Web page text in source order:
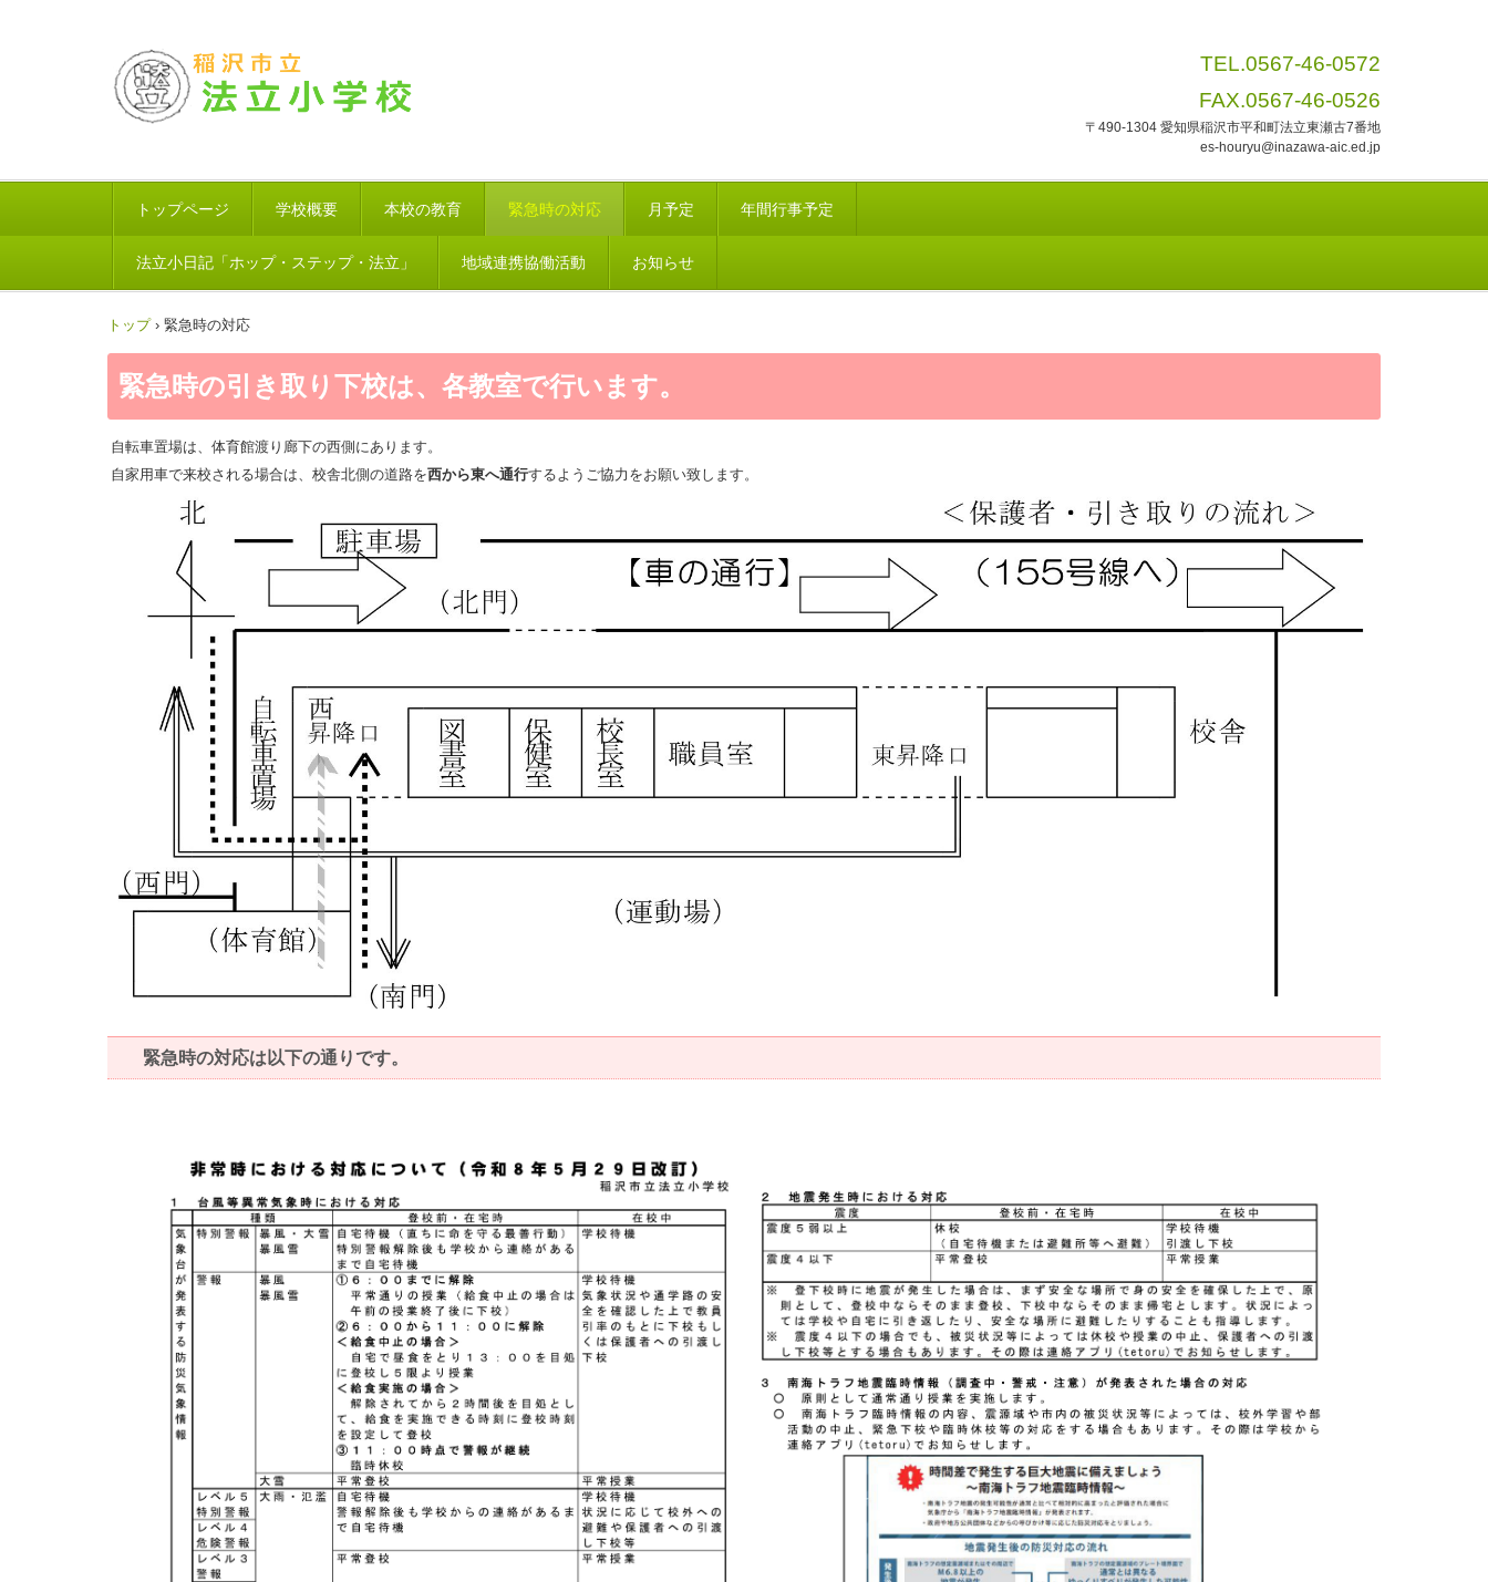
TEL.0567-46-0572
FAX.0567-46-0526
〒490-1304 愛知県稲沢市平和町法立東瀬古7番地
es-houryu@inazawa-aic.ed.jp
トップページ 学校概要 本校の教育 緊急時の対応 月予定 年間行事予定
法立小日記「ホップ・ステップ・法立」 地域連携協働活動 お知らせ
トップ › 緊急時の対応
緊急時の引き取り下校は、各教室で行います。
自転車置場は、体育館渡り廊下の西側にあります。
自家用車で来校される場合は、校舎北側の道路を西から東へ通行するようご協力をお願い致します。
緊急時の対応は以下の通りです。